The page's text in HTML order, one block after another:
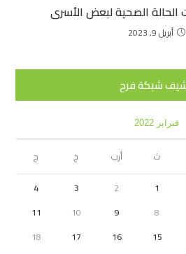
الحالة الصحية لبعض الأسرى
أبريل 9, 2023
شبكة فرح
فبراير 2022
ث أرب خ
ج
1
2
3
4
8
9
10
11
15
16
17
18